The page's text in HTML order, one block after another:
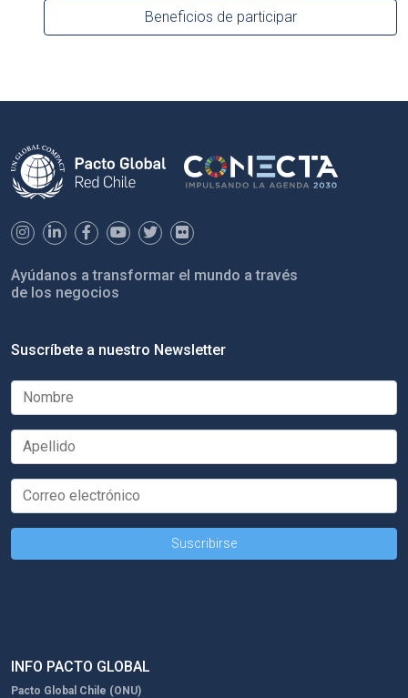
Beneficios de participar
Ayúdanos a transformar el mundo a través
de los negocios
Suscríbete a nuestro Newsletter
INFO PACTO GLOBAL
Pacto Global Chile (ONU)